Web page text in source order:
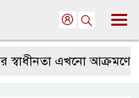
এখনো আক্রমণের